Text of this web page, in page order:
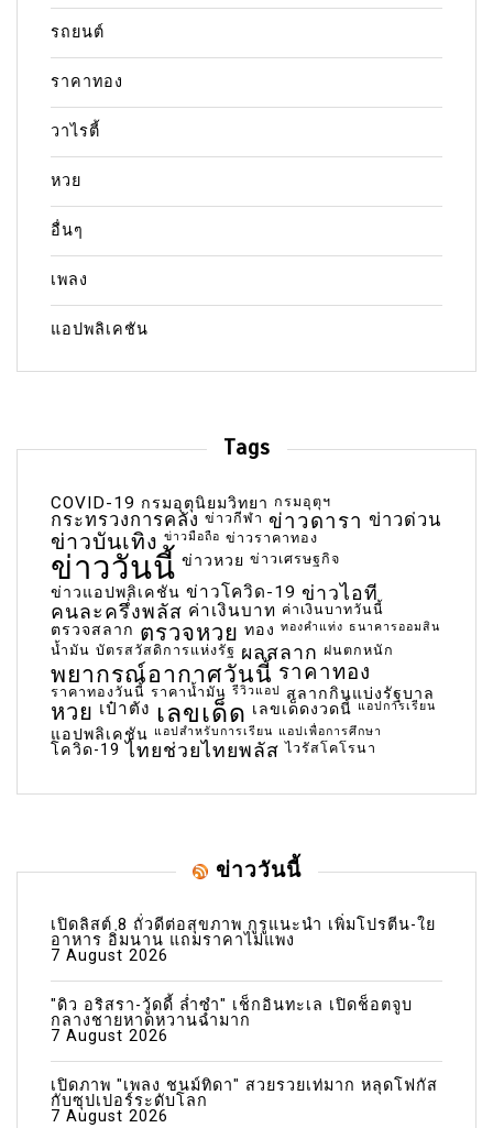
รถยนต์
ราคาทอง
วาไรตี้
หวย
อื่นๆ
เพลง
แอปพลิเคชัน
Tags
COVID-19 กรมอุตุนิยมวิทยา กรมอุตุฯ
กระทรวงการคลัง ข่าวกีฬา ข่าวดารา ข่าวด่วน
ข่าวบันเทิง ข่าวมือถือ ข่าวราคาทอง
ข่าววันนี้ ข่าวหวย ข่าวเศรษฐกิจ
ข่าวแอปพลิเคชัน ข่าวโควิด-19 ข่าวไอที
คนละครึ่งพลัส ค่าเงินบาท ค่าเงินบาทวันนี้
ตรวจสลาก ตรวจหวย ทอง ทองคำแท่ง ธนาคารออมสิน
น้ำมัน บัตรสวัสดิการแห่งรัฐ ผลสลาก ฝนตกหนัก
พยากรณ์อากาศวันนี้ ราคาทอง
ราคาทองวันนี้ ราคาน้ำมัน รีวิวแอป สลากกินแบ่งรัฐบาล
หวย เป๋าตัง เลขเด็ด เลขเด็ดงวดนี้ แอปการเรียน
แอปพลิเคชัน แอปสำหรับการเรียน แอปเพื่อการศึกษา
โควิด-19 ไทยช่วยไทยพลัส ไวรัสโคโรนา
ข่าววันนี้
เปิดลิสต์ 8 ถั่วดีต่อสุขภาพ กูรูแนะนำ เพิ่มโปรตีน-ใย
อาหาร อิ่มนาน แถมราคาไม่แพง
7 August 2026
"ดิว อริสรา-วู้ดดี้ ล่ำซำ" เช็กอินทะเล เปิดช็อตจูบ
กลางชายหาดหวานฉ่ำมาก
7 August 2026
เปิดภาพ "เพลง ชนม์ทิดา" สวยรวยเท่มาก หลุดโฟกัส
กับซุปเปอร์ระดับโลก
7 August 2026